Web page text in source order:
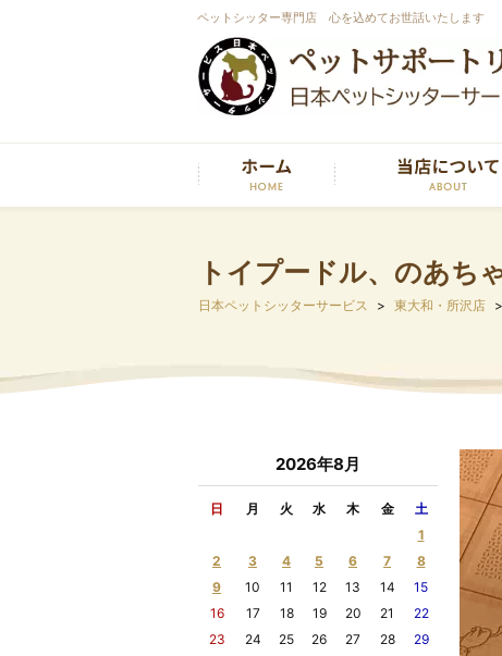
ペットシッター専門店 心を込めてお世話いたします
トイプードル、のあち
日本ペットシッターサービス 東大和・所沢店
2026年8月
日 月 火 水 木 金 土
1
2
3 4 5 6 7
8
9
10 11 12 13 14
15
16
17 18 19 20 21
22
23
24 25 26 27 28
29